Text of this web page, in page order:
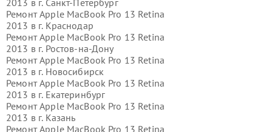
2013 в г. Санкт-Петербург
Ремонт Apple MacBook Pro 13 Retina
2013 в г. Краснодар
Ремонт Apple MacBook Pro 13 Retina
2013 в г. Ростов-на-Дону
Ремонт Apple MacBook Pro 13 Retina
2013 в г. Новосибирск
Ремонт Apple MacBook Pro 13 Retina
2013 в г. Екатеринбург
Ремонт Apple MacBook Pro 13 Retina
2013 в г. Казань
Ремонт Apple MacBook Pro 13 Retina